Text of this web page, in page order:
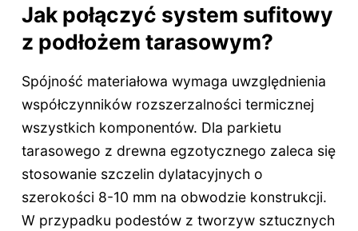
Jak połączyć system sufitowy
z podłożem tarasowym?
Spójność materiałowa wymaga uwzględnienia
współczynników rozszerzalności termicznej
wszystkich komponentów. Dla parkietu
tarasowego z drewna egzotycznego zaleca się
stosowanie szczelin dylatacyjnych o
szerokości 8-10 mm na obwodzie konstrukcji.
W przypadku podestów z tworzyw sztucznych